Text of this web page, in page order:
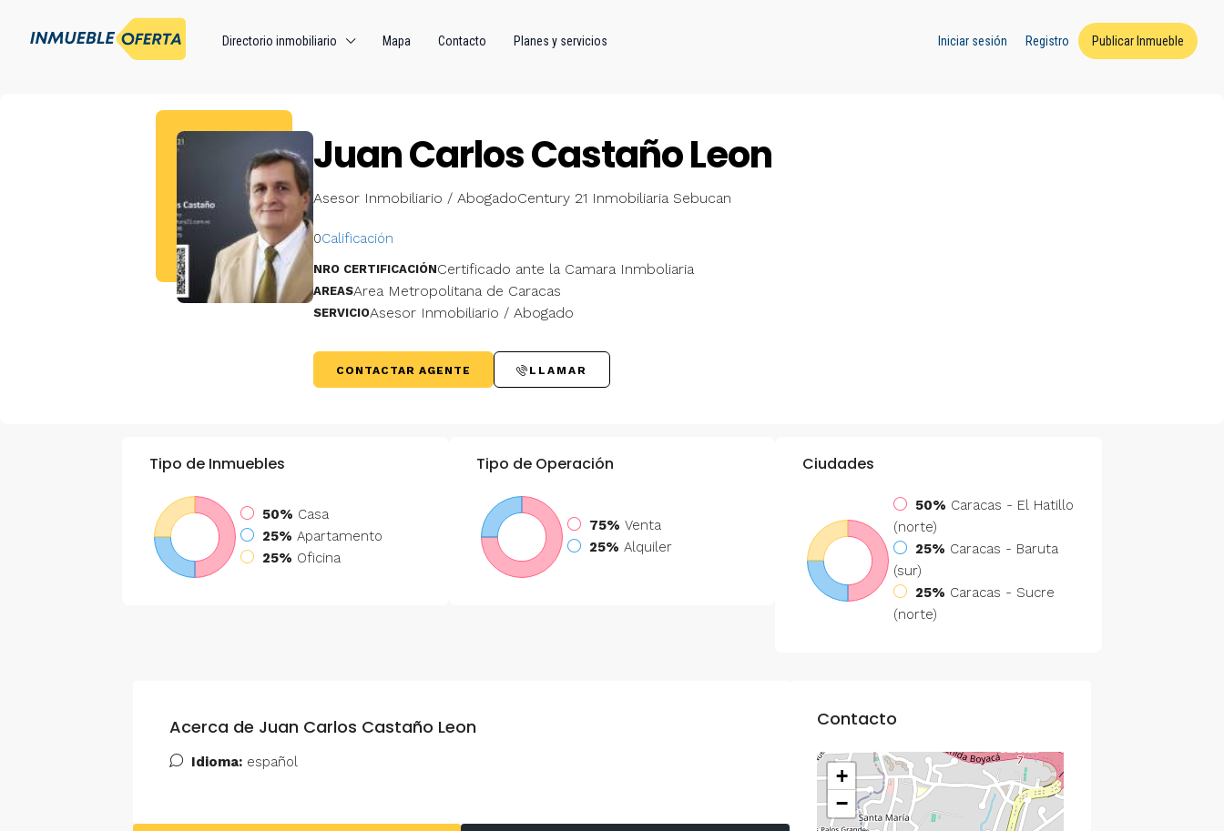
Directorio inmobiliario Mapa Contacto Planes y servicios Iniciar sesión Registro Publicar Inmueble
Juan Carlos Castaño Leon
Asesor Inmobiliario / AbogadoCentury 21 Inmobiliaria Sebucan
0Calificación
NRO CERTIFICACIÓNCertificado ante la Camara Inmboliaria
AREASArea Metropolitana de Caracas
SERVICIOAsesor Inmobiliario / Abogado
CONTACTAR AGENTE LLAMAR
Tipo de Inmuebles
50% Casa
25% Apartamento
25% Oficina
Tipo de Operación
75% Venta
25% Alquiler
Ciudades
50% Caracas - El Hatillo
(norte)
25% Caracas - Baruta
(sur)
25% Caracas - Sucre
(norte)
Acerca de Juan Carlos Castaño Leon
Idioma: español
Contacto
+
−